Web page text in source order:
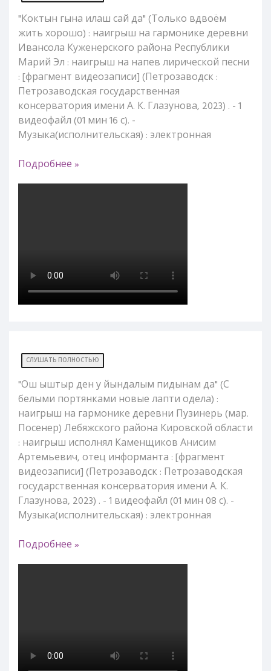
"Коктын гына илаш сай да" (Только вдвоём
жить хорошо) : наигрыш на гармонике деревни
Ивансола Куженерского района Республики
Марий Эл : наигрыш на напев лирической песни
: [фрагмент видеозаписи] (Петрозаводск :
Петрозаводская государственная
консерватория имени А. К. Глазунова, 2023) . - 1
видеофайл (01 мин 16 с). -
Музыка(исполнительская) : электронная
Подробнее »
СЛУШАТЬ ПОЛНОСТЬЮ
"Ош ыштыр ден у йындалым пидынам да" (С
белыми портянками новые лапти одела) :
наигрыш на гармонике деревни Пузинерь (мар.
Посенер) Лебяжского района Кировской области
: наигрыш исполнял Каменщиков Анисим
Артемьевич, отец информанта : [фрагмент
видеозаписи] (Петрозаводск : Петрозаводская
государственная консерватория имени А. К.
Глазунова, 2023) . - 1 видеофайл (01 мин 08 с). -
Музыка(исполнительская) : электронная
Подробнее »